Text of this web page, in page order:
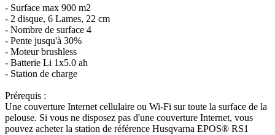
- Surface max 900 m2
- 2 disque, 6 Lames, 22 cm
- Nombre de surface 4
- Pente jusqu'à 30%
- Moteur brushless
- Batterie Li 1x5.0 ah
- Station de charge
Prérequis :​
Une couverture Internet cellulaire ou Wi-Fi sur toute la surface de la
pelouse. Si vous ne disposez pas d'une couverture Internet, vous
pouvez acheter la station de référence Husqvarna EPOS® RS1